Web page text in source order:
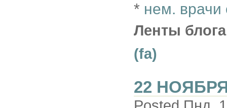
* нем. врачи
Ленты
(fa)
22